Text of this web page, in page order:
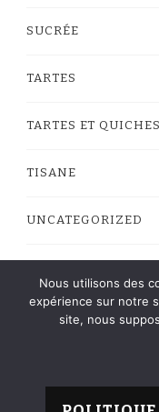
SUCRÉE
TARTES
TARTES ET QUICHES
TISANE
UNCATEGORIZED
La Cuisine de
Yummy
Nous utilisons des
expérience sur notre
site, nous